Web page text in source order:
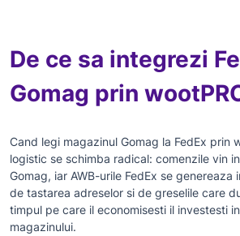
De ce sa integrezi
Gomag prin
Cand legi magazinul Gomag la FedEx prin
logistic se schimba radical: comenzile vin
Gomag, iar AWB-urile FedEx se
de tastarea adreselor si de greselile care
timpul pe care il economisesti il investesti
magazinului.